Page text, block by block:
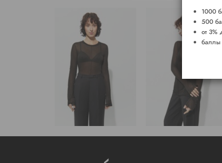
1000
500
от 3%
баллы